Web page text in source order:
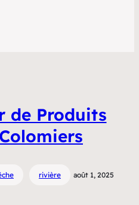
de Produits
rivière août 1, 2025